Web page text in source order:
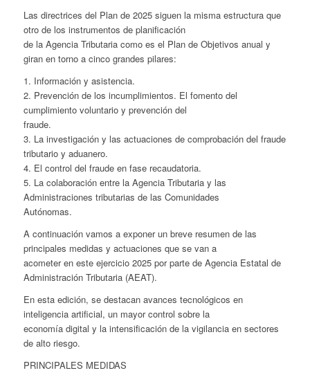
Las directrices del Plan de 2025 siguen la misma estructura que
otro de los instrumentos de planificación
de la Agencia Tributaria como es el Plan de Objetivos anual y
giran en torno a cinco grandes pilares:
1. Información y asistencia.
2. Prevención de los incumplimientos. El fomento del
cumplimiento voluntario y prevención del
fraude.
3. La investigación y las actuaciones de comprobación del fraude
tributario y aduanero.
4. El control del fraude en fase recaudatoria.
5. La colaboración entre la Agencia Tributaria y las
Administraciones tributarias de las Comunidades
Autónomas.
A continuación vamos a exponer un breve resumen de las
principales medidas y actuaciones que se van a
acometer en este ejercicio 2025 por parte de Agencia Estatal de
Administración Tributaria (AEAT).
En esta edición, se destacan avances tecnológicos en
inteligencia artificial, un mayor control sobre la
economía digital y la intensificación de la vigilancia en sectores
de alto riesgo.
PRINCIPALES MEDIDAS